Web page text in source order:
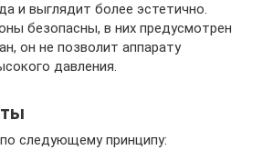
и выглядит более эстетично.
безопасны, в них предусмотрен
он не позволит аппарату
давления.
следующему принципу: